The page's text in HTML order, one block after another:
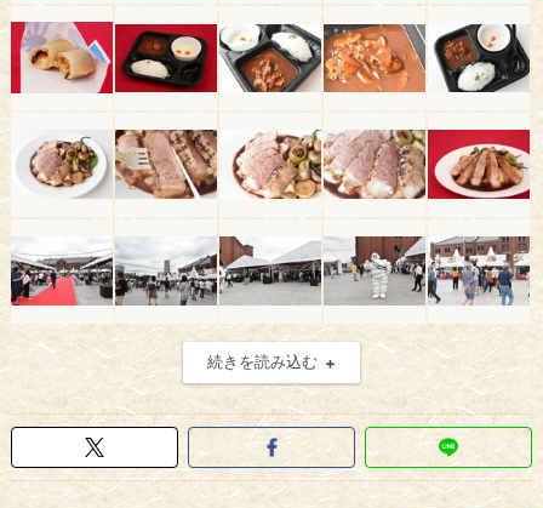
続きを読み込む